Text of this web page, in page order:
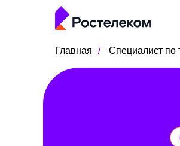
Главная / Специалист по